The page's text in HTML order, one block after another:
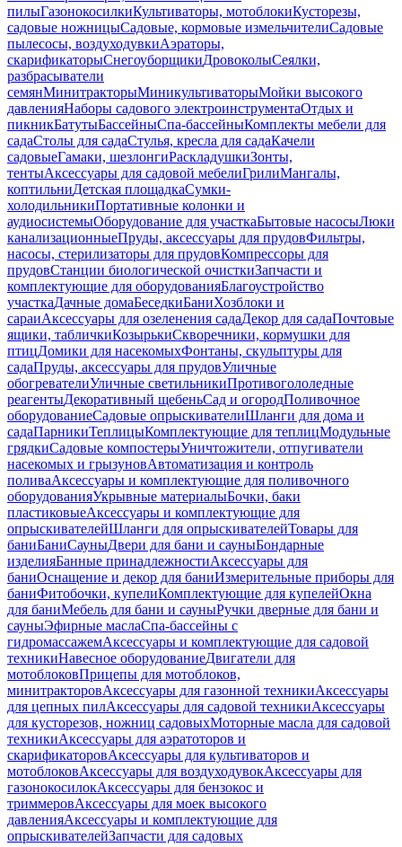
пилыГазонокосилкиКультиваторы, мотоблокиКусторезы,
садовые ножницыСадовые, кормовые измельчителиСадовые
пылесосы, воздуходувкиАэраторы,
скарификаторыСнегоуборщикиДровоколыСеялки,
разбрасыватели
семянМинитракторыМиникультиваторыМойки высокого
давленияНаборы садового электроинструментаОтдых и
пикникБатутыБассейныСпа-бассейныКомплекты мебели для
садаСтолы для садаСтулья, кресла для садаКачели
садовыеГамаки, шезлонгиРаскладушкиЗонты,
тентыАксессуары для садовой мебелиГрилиМангалы,
коптильниДетская площадкаСумки-
холодильникиПортативные колонки и
аудиосистемыОборудование для участкаБытовые насосыЛюки
канализационныеПруды, аксессуары для прудовФильтры,
насосы, стерилизаторы для прудовКомпрессоры для
прудовСтанции биологической очисткиЗапчасти и
комплектующие для оборудованияБлагоустройство
участкаДачные домаБеседкиБаниХозблоки и
сараиАксессуары для озеленения садаДекор для садаПочтовые
ящики, табличкиКозырькиСкворечники, кормушки для
птицДомики для насекомыхФонтаны, скульптуры для
садаПруды, аксессуары для прудовУличные
обогревателиУличные светильникиПротивогололедные
реагентыДекоративный щебеньСад и огородПоливочное
оборудованиеСадовые опрыскивателиШланги для дома и
садаПарникиТеплицыКомплектующие для теплицМодульные
грядкиСадовые компостерыУничтожители, отпугиватели
насекомых и грызуновАвтоматизация и контроль
поливаАксессуары и комплектующие для поливочного
оборудованияУкрывные материалыБочки, баки
пластиковыеАксессуары и комплектующие для
опрыскивателейШланги для опрыскивателейТовары для
баниБаниСауныДвери для бани и сауныБондарные
изделияБанные принадлежностиАксессуары для
баниОснащение и декор для баниИзмерительные приборы для
баниФитобочки, купелиКомплектующие для купелейОкна
для баниМебель для бани и сауныРучки дверные для бани и
сауныЭфирные маслаСпа-бассейны с
гидромассажемАксессуары и комплектующие для садовой
техникиНавесное оборудованиеДвигатели для
мотоблоковПрицепы для мотоблоков,
минитракторовАксессуары для газонной техникиАксессуары
для цепных пилАксессуары для садовой техникиАксессуары
для кусторезов, ножниц садовыхМоторные масла для садовой
техникиАксессуары для аэратоторов и
скарификаторовАксессуары для культиваторов и
мотоблоковАксессуары для воздуходувокАксессуары для
газонокосилокАксессуары для бензокос и
триммеровАксессуары для моек высокого
давленияАксессуары и комплектующие для
опрыскивателейЗапчасти для садовых